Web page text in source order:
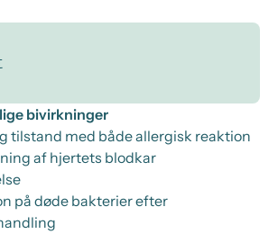
bivirkninger
tilstand med både allergisk reaktion
af hjertets blodkar
på døde bakterier efter